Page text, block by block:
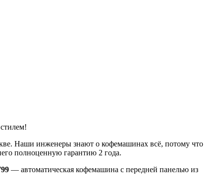
Наши инженеры знают о кофемашинах всё, потому что
полноценную гарантию 2 года.
— автоматическая кофемашина с передней панелью из